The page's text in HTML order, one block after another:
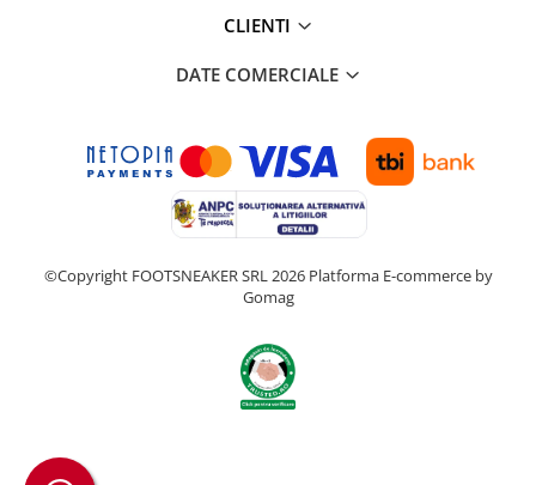
CLIENTI
DATE COMERCIALE
©Copyright FOOTSNEAKER SRL 2026 Platforma E-commerce by
Gomag